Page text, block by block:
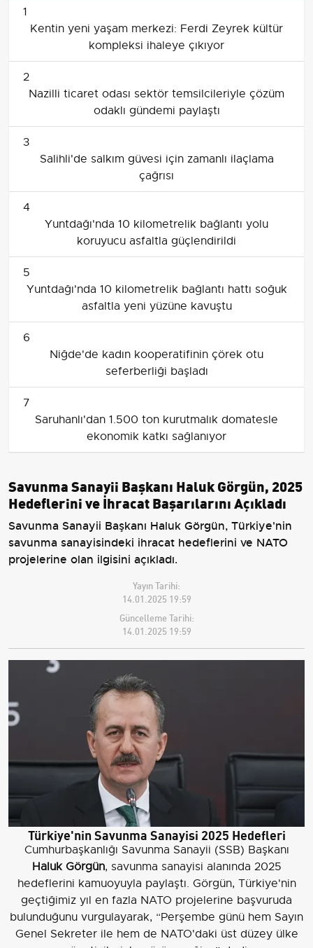
1
Kentin yeni yaşam merkezi: Ferdi Zeyrek kültür
kompleksi ihaleye çıkıyor
2
Nazilli ticaret odası sektör temsilcileriyle çözüm
odaklı gündemi paylaştı
3
Salihli'de salkım güvesi için zamanlı ilaçlama
çağrısı
4
Yuntdağı'nda 10 kilometrelik bağlantı yolu
koruyucu asfaltla güçlendirildi
5
Yuntdağı'nda 10 kilometrelik bağlantı hattı soğuk
asfaltla yeni yüzüne kavuştu
6
Niğde'de kadın kooperatifinin çörek otu
seferberliği başladı
7
Saruhanlı'dan 1.500 ton kurutmalık domatesle
ekonomik katkı sağlanıyor
Savunma Sanayii Başkanı Haluk Görgün, 2025
Hedeflerini ve İhracat Başarılarını Açıkladı
Savunma Sanayii Başkanı Haluk Görgün, Türkiye'nin
savunma sanayisindeki ihracat hedeflerini ve NATO
projelerine olan ilgisini açıkladı.
Yayın Tarihi:
14.01.2025 19:59
Güncelleme Tarihi:
14.01.2025 19:59
Türkiye'nin Savunma Sanayisi 2025 Hedefleri
Cumhurbaşkanlığı Savunma Sanayii (SSB) Başkanı
Haluk Görgün, savunma sanayisi alanında 2025
hedeflerini kamuoyuyla paylaştı. Görgün, Türkiye'nin
geçtiğimiz yıl en fazla NATO projelerine başvuruda
bulunduğunu vurgulayarak, “Perşembe günü hem Sayın
Genel Sekreter ile hem de NATO'daki üst düzey ülke